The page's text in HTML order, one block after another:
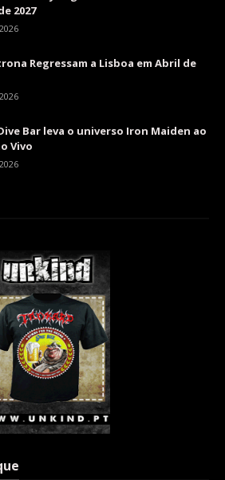
2027
Regressam a Lisboa em Abril de
Bar leva o universo Iron Maiden ao
Vivo